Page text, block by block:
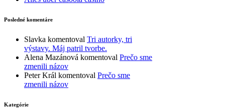
Posledné komentáre
Slavka komentoval Tri autorky, tri
výstavy. Máj patril tvorbe.
Alena Mazánová komentoval Prečo sme
zmenili názov
Peter Král komentoval Prečo sme
zmenili názov
Kategórie